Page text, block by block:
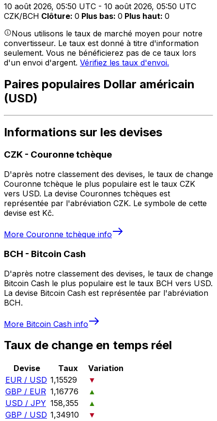
10 août 2026, 05:50 UTC - 10 août 2026, 05:50 UTC
CZK/BCH Clôture: 0 Plus bas: 0 Plus haut: 0
Nous utilisons le taux de marché moyen pour notre
convertisseur. Le taux est donné à titre d'information
seulement. Vous ne bénéficierez pas de ce taux lors
d'un envoi d'argent. Vérifiez les taux d'envoi.
Paires populaires Dollar américain
(USD)
Informations sur les devises
CZK - Couronne tchèque
D'après notre classement des devises, le taux de change
Couronne tchèque le plus populaire est le taux CZK
vers USD. La devise Couronnes tchèques est
représentée par l'abréviation CZK. Le symbole de cette
devise est Kč.
More Couronne tchèque info
BCH - Bitcoin Cash
D'après notre classement des devises, le taux de change
Bitcoin Cash le plus populaire est le taux BCH vers USD.
La devise Bitcoin Cash est représentée par l'abréviation
BCH.
More Bitcoin Cash info
Taux de change en temps réel
Devise Taux
Variation
EUR / USD 1,15529
▼
GBP / EUR 1,16776
▲
USD / JPY 158,355
▲
GBP / USD 1,34910
▼